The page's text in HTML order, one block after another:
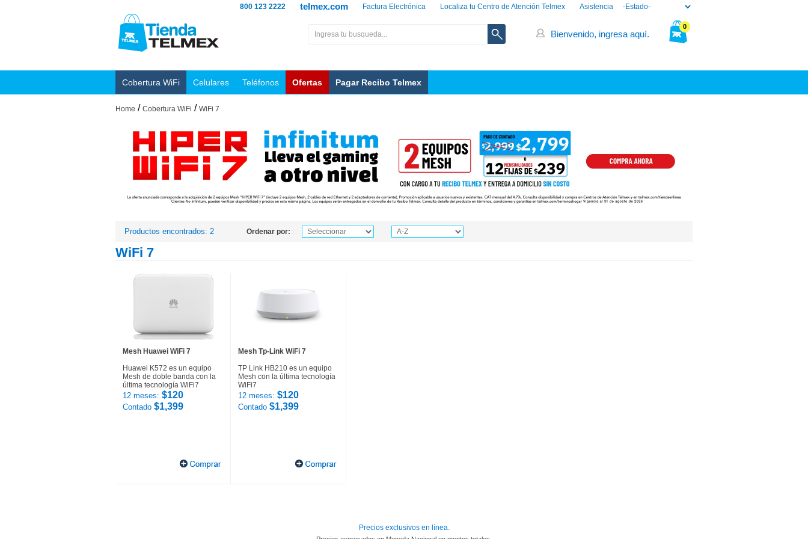
Asistencia
Localiza tu Centro de Atención Telmex
Factura Electrónica
telmex.com
800 123 2222
0
Bienvenido, ingresa aquí.
Cobertura WiFi Celulares Teléfonos Ofertas Pagar Recibo Telmex
Home / Cobertura WiFi / WiFi 7
Productos encontrados: 2 Ordenar por:
WiFi 7
Mesh Huawei WiFi 7
Huawei K572 es un equipo
Mesh de doble banda con la
última tecnología WiFi7
12 meses: $120
Contado $1,399
Mesh Tp-Link WiFi 7
TP Link HB210 es un equipo
Mesh con la última tecnología
WiFi7
12 meses: $120
Contado $1,399
Precios exclusivos en línea.